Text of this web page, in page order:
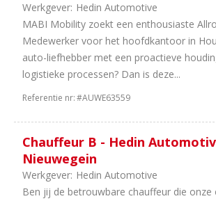
Werkgever: Hedin Automotive
MABI Mobility zoekt een enthousiaste
Medewerker voor het hoofdkantoor in
auto-liefhebber met een proactieve
logistieke processen? Dan is deze...
Referentie nr:#AUWE63559
Chauffeur B - Hedin
Nieuwegein
Werkgever: Hedin Automotive
Ben jij de betrouwbare chauffeur die onze